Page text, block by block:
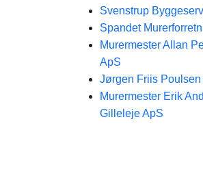
Svenstrup
Spandet
Murermester Allan
ApS
Jørgen Friis Poulsen
Murermester Erik
Gilleleje ApS